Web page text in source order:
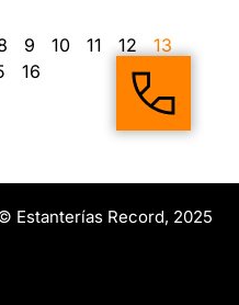
9 10 11 12
13
16
Estanterías Record, 2025